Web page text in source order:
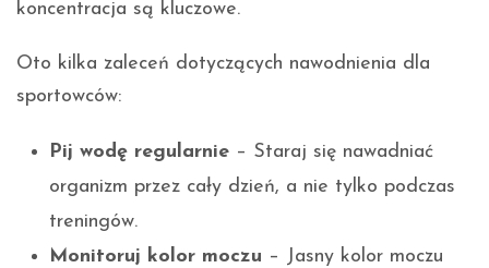
koncentracja są kluczowe.
Oto kilka zaleceń dotyczących nawodnienia dla
sportowców:
Pij wodę regularnie – Staraj się nawadniać
organizm przez cały dzień, a nie tylko podczas
treningów.
Monitoruj kolor moczu – Jasny kolor moczu